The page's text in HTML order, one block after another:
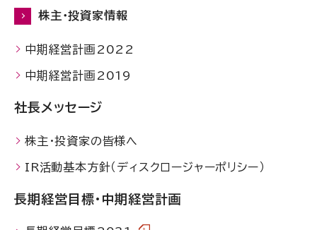
株主・投資家情報
中期経営計画2022
中期経営計画2019
社長メッセージ
株主・投資家の皆様へ
IR活動基本方針（ディスクロージャーポリシー）
長期経営目標・中期経営計画